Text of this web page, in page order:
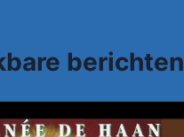
berichten